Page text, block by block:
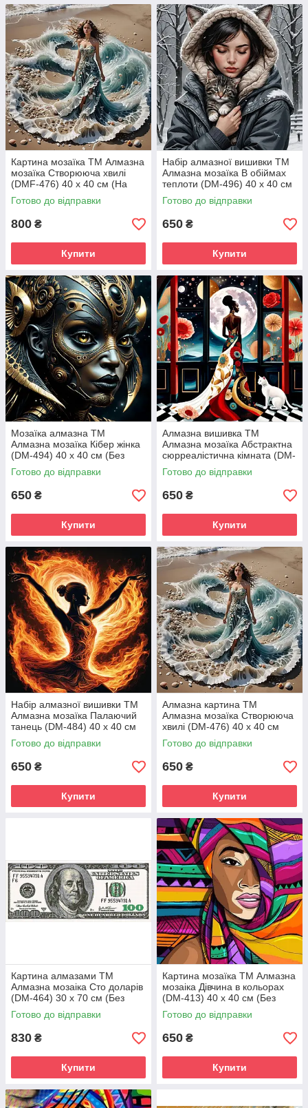
Картина мозаїка ТМ Алмазна
мозаїка Створююча хвилі
(DMF-476) 40 х 40 см (На
підрамнику)
Готово до відправки
800 ₴
Купити
Набір алмазної вишивки ТМ
Алмазна мозаїка В обіймах
теплоти (DM-496) 40 х 40 см
(Без підрамника)
Готово до відправки
650 ₴
Купити
Мозаїка алмазна ТМ
Алмазна мозаїка Кібер жінка
(DM-494) 40 х 40 см (Без
підрамника)
Готово до відправки
650 ₴
Купити
Алмазна вишивка ТМ
Алмазна мозаїка Абстрактна
сюрреалістична кімната (DM-
487) 40 х 40 см (Без
підрамника)
Готово до відправки
650 ₴
Купити
Набір алмазної вишивки ТМ
Алмазна мозаїка Палаючий
танець (DM-484) 40 х 40 см
(Без підрамника)
Готово до відправки
650 ₴
Купити
Алмазна картина ТМ
Алмазна мозаїка Створююча
хвилі (DM-476) 40 х 40 см
(Без підрамника)
Готово до відправки
650 ₴
Купити
Картина алмазами ТМ
Алмазна мозаіка Сто доларів
(DM-464) 30 х 70 см (Без
підрамника)
Готово до відправки
830 ₴
Купити
Картина мозаїка ТМ Алмазна
мозаіка Дівчина в кольорах
(DM-413) 40 х 40 см (Без
підрамника)
Готово до відправки
650 ₴
Купити